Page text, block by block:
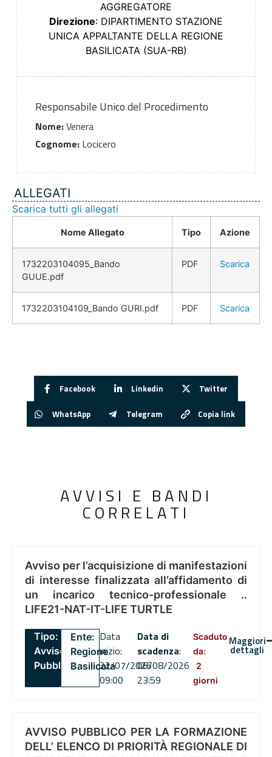
AGGREGATORE
Direzione: DIPARTIMENTO STAZIONE
UNICA APPALTANTE DELLA REGIONE
BASILICATA (SUA-RB)
Responsabile Unico del Procedimento
Nome:Venera
Cognome:Locicero
ALLEGATI
Scarica tutti gli allegati
Nome Allegato Tipo Azione
1732203104095_Bando
GUUE.pdf
PDF Scarica
1732203104109_Bando GURI.pdf PDF Scarica
Facebook Linkedin Twitter
WhatsApp Telegram Copia link
AVVISI E BANDI
CORRELATI
Avviso per l’acquisizione di manifestazioni
di interesse finalizzata all’affidamento di
un incarico tecnico-professionale ..
LIFE21-NAT-IT-LIFE TURTLE
Tipo:
Avviso
Pubblico
Ente:
Regione
Basilicata
Data
inizio:
22/07/2026
09:00
Data di
scadenza:
06/08/2026
23:59
Scaduto
da:
2
giorni
Maggiori
dettagli
AVVISO PUBBLICO PER LA FORMAZIONE
DELL’ ELENCO DI PRIORITÀ REGIONALE DI